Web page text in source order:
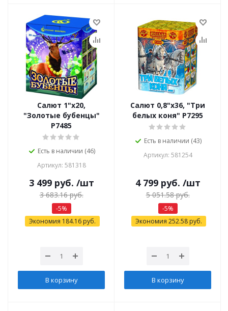
Салют 1"х20,
"Золотые бубенцы"
Р7485
Есть в наличии (46)
Артикул: 581318
3 499руб. /шт
3 683.16руб.
-5%
Экономия 184.16руб.
В корзину
Салют 0,8"х36, "Три
белых коня" Р7295
Есть в наличии (43)
Артикул: 581254
4 799руб. /шт
5 051.58руб.
-5%
Экономия 252.58руб.
В корзину